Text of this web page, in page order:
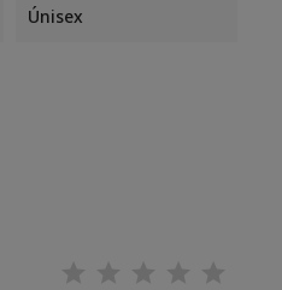
Únisex